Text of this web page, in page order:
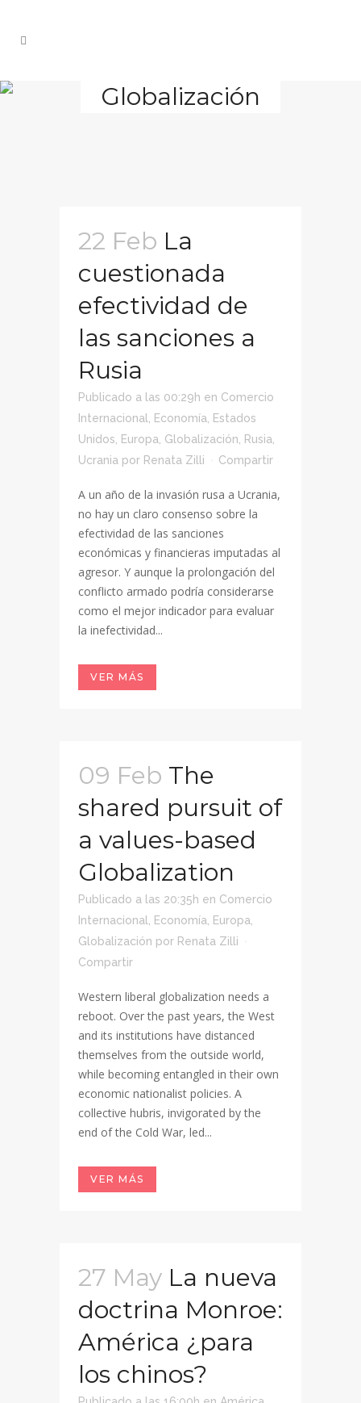
Globalización
22 Feb La
cuestionada
efectividad de
las sanciones a
Rusia
Publicado a las 00:29h en Comercio
Internacional
Economía
Estados
Unidos
Europa Globalización Rusia
Ucrania por Renata Zilli Compartir
A un año de la invasión rusa a Ucrania,
no hay un claro consenso sobre la
efectividad de las sanciones
económicas y financieras imputadas al
agresor. Y aunque la prolongación del
conflicto armado podría considerarse
como el mejor indicador para evaluar
la inefectividad...
VER MÁS
09 Feb The
shared pursuit of
a values-based
Globalization
Publicado a las 20:35h en Comercio
Internacional
Economía Europa
Globalización por Renata Zilli
Compartir
Western liberal globalization needs a
reboot. Over the past years, the West
and its institutions have distanced
themselves from the outside world,
while becoming entangled in their own
economic nationalist policies. A
collective hubris, invigorated by the
end of the Cold War, led...
VER MÁS
27 May La nueva
doctrina Monroe:
América ¿para
los chinos?